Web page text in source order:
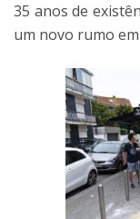
35 anos de
um novo rumo